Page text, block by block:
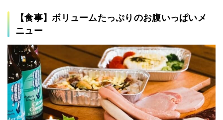
【食事】ボリュームたっぷりのお腹いっぱいメ
ニュー